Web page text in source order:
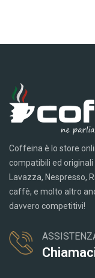
Coffeina è lo store
compatibili ed
Lavazza, Nespresso,
caffè, e molto altro
davvero competitivi!